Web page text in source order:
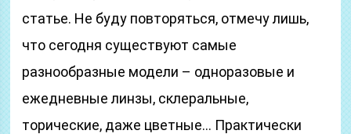
статье. Не буду повторяться, отмечу лишь,
что сегодня существуют самые
разнообразные модели – одноразовые и
ежедневные линзы, склеральные,
торические, даже цветные… Практически